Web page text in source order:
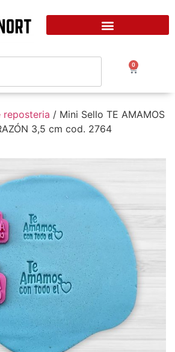
0
reposteria / Mini Sello TE AMAMOS
3,5 cm cod. 2764